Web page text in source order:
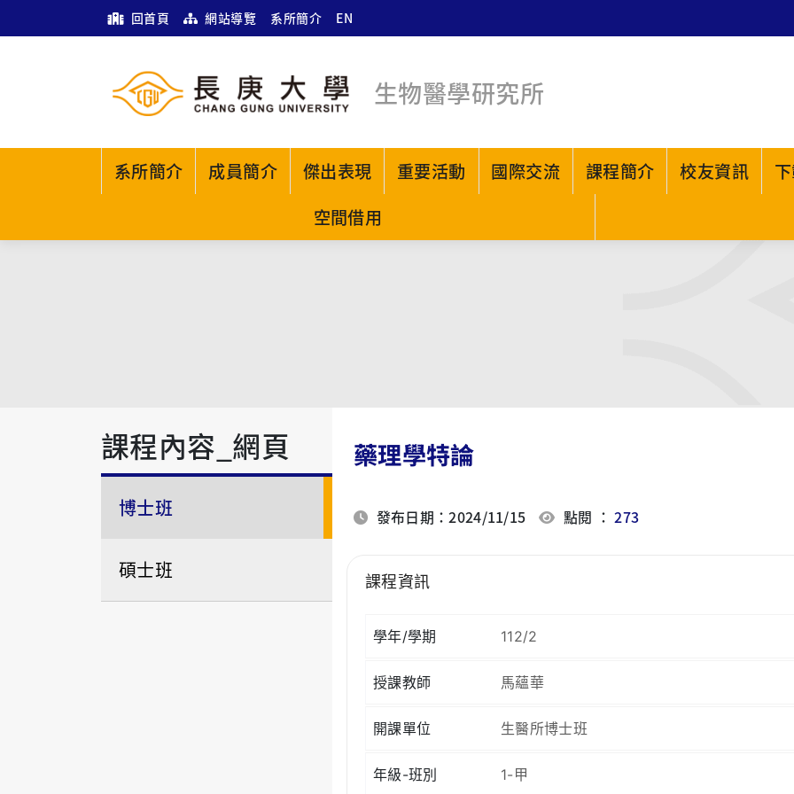
回首頁 網站導覽 系所簡介 EN
生物醫學研究所
系所簡介 成員簡介 傑出表現 重要活動 國際交流 課程簡介 校友資訊
空間借用
課程內容_網頁
博士班
碩士班
藥理學特論
發布日期：2024/11/15 點閱 ：273
課程資訊
學年/學期 112/2
授課教師 馬蘊華
開課單位 生醫所博士班
年級-班別 1-甲